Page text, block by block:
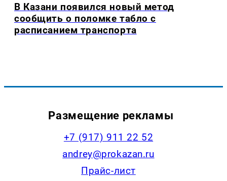
В Казани появился новый метод
сообщить о поломке табло с
расписанием транспорта
Размещение рекламы
+7 (917) 911 22 52
andrey@prokazan.ru
Прайс-лист